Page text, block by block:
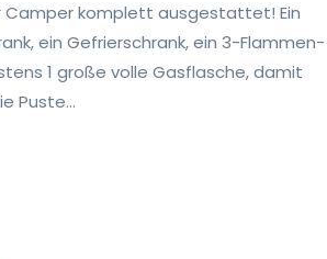
Camper komplett ausgestattet! Ein
ein Gefrierschrank, ein 3-Flammen-
1 große volle Gasflasche, damit
Puste...